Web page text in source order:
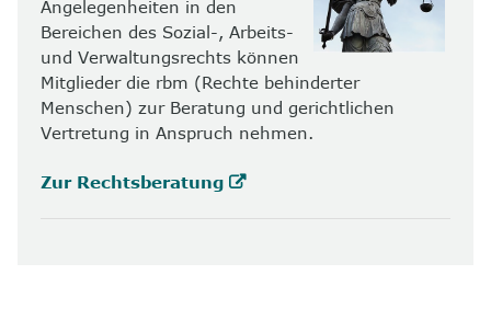
Angelegenheiten in den
Bereichen des Sozial-, Arbeits-
und Verwaltungsrechts können
Mitglieder die rbm (Rechte behinderter
Menschen) zur Beratung und gerichtlichen
Vertretung in Anspruch nehmen.
Zur Rechtsberatung